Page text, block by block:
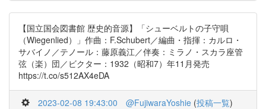
【国立国会図書館 歴史的音源】「シューベルトの子守唄
（Wiegenlied）」作曲：F.Schubert／編曲・指揮：カルロ・
サバイノ／テノール：藤原義江／伴奏：ミラノ・スカラ座管
弦（楽）団／ビクター：1932（昭和7）年11月発売
https://t.co/s512AX4eDA
2023-02-08 19:43:00 @FujiwaraYoshie (投稿一覧)